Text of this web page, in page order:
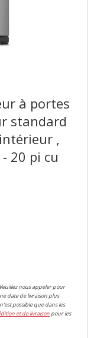
à portes
standard
,
20 pi cu
nous appeler pour
date de livraison plus
possible que dans les
et de livraisonpour les